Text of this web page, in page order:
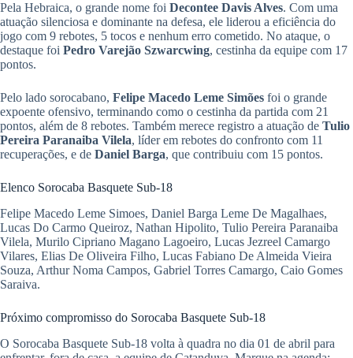
Pela Hebraica, o grande nome foi Decontee Davis Alves. Com uma
atuação silenciosa e dominante na defesa, ele liderou a eficiência do
jogo com 9 rebotes, 5 tocos e nenhum erro cometido. No ataque, o
destaque foi Pedro Varejão Szwarcwing, cestinha da equipe com 17
pontos.
Pelo lado sorocabano, Felipe Macedo Leme Simões foi o grande
expoente ofensivo, terminando como o cestinha da partida com 21
pontos, além de 8 rebotes. Também merece registro a atuação de Tulio
Pereira Paranaiba Vilela, líder em rebotes do confronto com 11
recuperações, e de Daniel Barga, que contribuiu com 15 pontos.
Elenco Sorocaba Basquete Sub-18
Felipe Macedo Leme Simoes, Daniel Barga Leme De Magalhaes,
Lucas Do Carmo Queiroz, Nathan Hipolito, Tulio Pereira Paranaiba
Vilela, Murilo Cipriano Magano Lagoeiro, Lucas Jezreel Camargo
Vilares, Elias De Oliveira Filho, Lucas Fabiano De Almeida Vieira
Souza, Arthur Noma Campos, Gabriel Torres Camargo, Caio Gomes
Saraiva.
Próximo compromisso do Sorocaba Basquete Sub-18
O Sorocaba Basquete Sub-18 volta à quadra no dia 01 de abril para